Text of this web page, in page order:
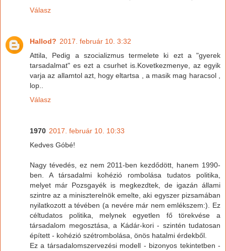
Válasz
Hallod? 2017. február 10. 3:32
Attila, Pedig a szocializmus termelete ki ezt a "gyerek
tarsadalmat" es ezt a csurhet is.Kovetkezmenye, az egyik
varja az allamtol azt, hogy eltartsa , a masik mag haracsol ,
lop..
Válasz
1970 2017. február 10. 10:33
Kedves Góbé!
Nagy tévedés, ez nem 2011-ben kezdődött, hanem 1990-
ben. A társadalmi kohézió rombolása tudatos politika,
melyet már Pozsgayék is megkezdtek, de igazán állami
szintre az a miniszterelnök emelte, aki egyszer pizsamában
nyilatkozott a tévében (a nevére már nem emlékszem:). Ez
céltudatos politika, melynek egyetlen fő törekvése a
társadalom megosztása, a Kádár-kori - szintén tudatosan
épített - kohézió szétrombolása, önös hatalmi érdekből.
Ez a társadalomszervezési modell - bizonyos tekintetben -